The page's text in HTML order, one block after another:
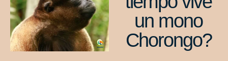
un mono
Chorongo?